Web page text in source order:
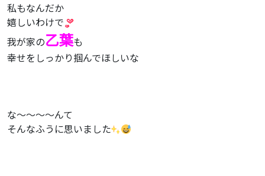
私もなんだか
嬉しいわけで
我が家の乙葉も
幸せをしっかり掴んでほしいな
な〜〜〜〜んて
そんなふうに思いました